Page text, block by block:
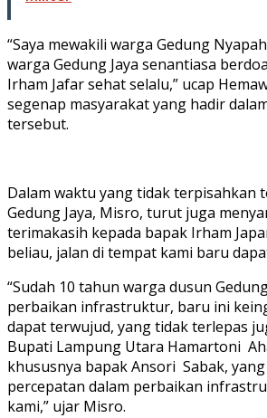
“Saya mewakili warga Gedung
warga Gedung Jaya senantiasa
Irham Jafar sehat selalu,” ucap
segenap masyarakat yang hadir
tersebut.
Dalam waktu yang tidak terpisahkan
Gedung Jaya, Misro, turut juga
terimakasih kepada bapak Irham
beliau, jalan di tempat kami baru
“Sudah 10 tahun warga dusun
perbaikan infrastruktur, baru ini
dapat terwujud, yang tidak terlepas
Bupati Lampung Utara Hamartoni
khususnya bapak Ansori Sabak,
percepatan dalam perbaikan
kami,” ujar Misro.